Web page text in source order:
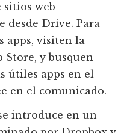
sitios web
desde Drive. Para
apps, visiten la
Store, y busquen
útiles apps en el
en el comunicado.
introduce en un